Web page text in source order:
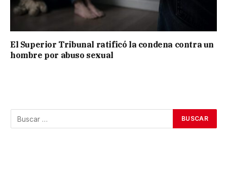
El Superior Tribunal ratificó la condena contra un
hombre por abuso sexual